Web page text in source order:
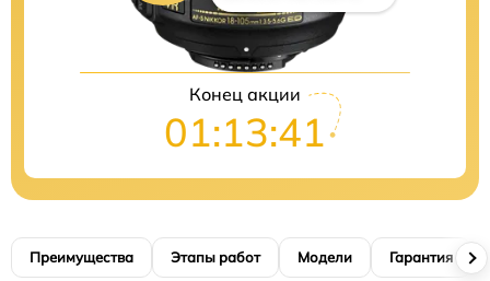
Конец акции
01:13:40
Преимущества Этапы работ Модели Гарантия